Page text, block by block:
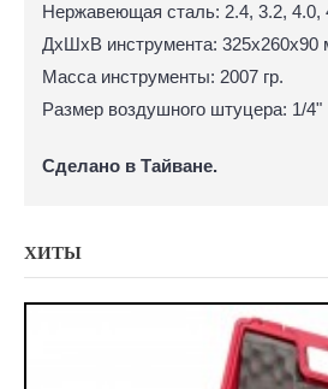
Нержавеющая сталь: 2.4, 3.2, 4.0,
ДхШхВ инструмента: 325х260х90
Масса инструменты: 2007 гр.
Размер воздушного штуцера: 1/4"
Сделано в Тайване.
ХИТЫ